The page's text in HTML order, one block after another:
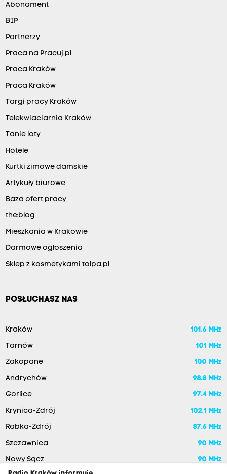
Abonament
BIP
Partnerzy
Praca na Pracuj.pl
Praca Kraków
Praca Kraków
Targi pracy Kraków
Telekwiaciarnia Kraków
Tanie loty
Hotele
Kurtki zimowe damskie
Artykuły biurowe
Baza ofert pracy
the:blog
Mieszkania w Krakowie
Darmowe ogłoszenia
Sklep z kosmetykami tolpa.pl
POSŁUCHASZ NAS
Kraków 101.6 MHz
Tarnów 101 MHz
Zakopane 100 MHz
Andrychów 98.8 MHz
Gorlice 97.4 MHz
Krynica-Zdrój 102.1 MHz
Rabka-Zdrój 87.6 MHz
Szczawnica 90 MHz
Nowy Sącz
90 MHz